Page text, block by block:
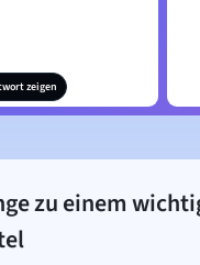
zeigen
zu einem